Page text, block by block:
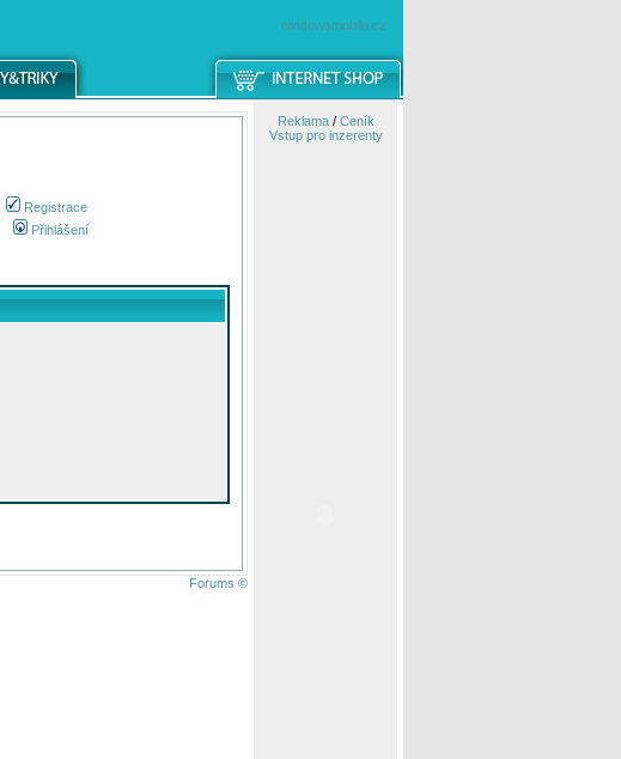
windowsmobile.cz
Registrace
Přihlášení
Forums ©
Reklama/ Ceník
Vstup pro inzerenty